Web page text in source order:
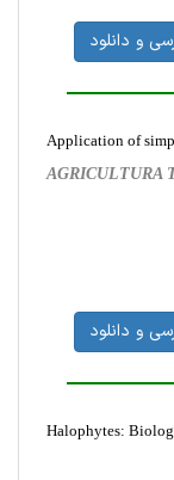
و دانلود
Application of
AGRICULTURA
و دانلود
Halophytes: